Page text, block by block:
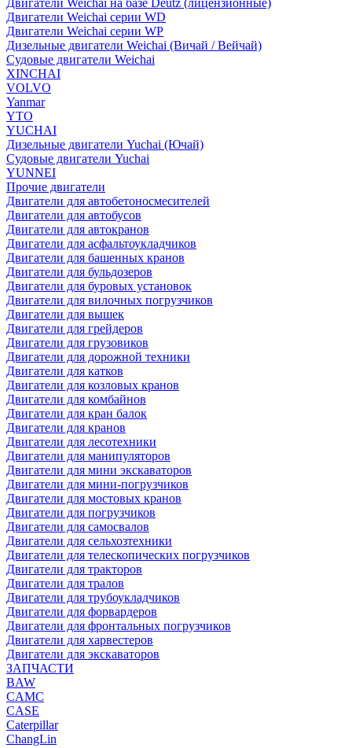
Двигатели Weichai на базе Deutz (лицензионные)
Двигатели Weichai серии WD
Двигатели Weichai серии WP
Дизельные двигатели Weichai (Вичай / Вейчай)
Судовые двигатели Weichai
XINCHAI
VOLVO
Yanmar
YTO
YUCHAI
Дизельные двигатели Yuchai (Ючай)
Судовые двигатели Yuchai
YUNNEI
Прочие двигатели
Двигатели для автобетоносмесителей
Двигатели для автобусов
Двигатели для автокранов
Двигатели для асфальтоукладчиков
Двигатели для башенных кранов
Двигатели для бульдозеров
Двигатели для буровых установок
Двигатели для вилочных погрузчиков
Двигатели для вышек
Двигатели для грейдеров
Двигатели для грузовиков
Двигатели для дорожной техники
Двигатели для катков
Двигатели для козловых кранов
Двигатели для комбайнов
Двигатели для кран балок
Двигатели для кранов
Двигатели для лесотехники
Двигатели для манипуляторов
Двигатели для мини экскаваторов
Двигатели для мини-погрузчиков
Двигатели для мостовых кранов
Двигатели для погрузчиков
Двигатели для самосвалов
Двигатели для сельхозтехники
Двигатели для телескопических погрузчиков
Двигатели для тракторов
Двигатели для тралов
Двигатели для трубоукладчиков
Двигатели для форвардеров
Двигатели для фронтальных погрузчиков
Двигатели для харвестеров
Двигатели для экскаваторов
ЗАПЧАСТИ
BAW
CAMC
CASE
Caterpillar
ChangLin